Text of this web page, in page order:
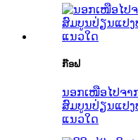
ກ໊ອຟ
ນອກເໜືອໄປຈາ
ສົມບູນປ່ຽນແປງ
ແນວໃດ